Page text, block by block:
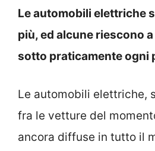
Le automobili elettriche
più, ed alcune riescono
sotto praticamente ogni
Le automobili elettriche,
fra le vetture del
ancora diffuse in tutto il